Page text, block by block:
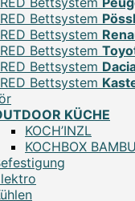
Bettsystem Pössl
Bettsystem
Bettsystem
Bettsystem
Bettsystem
KÜCHE
KOCH’INZL
KOCHBOX BAMBU